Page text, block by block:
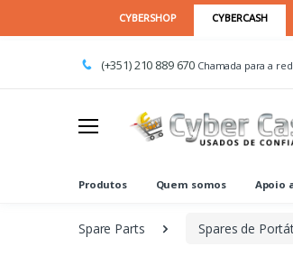
(+351) 210 889 670 Chamada para a
Produtos Quem somos Apoio
Spare Parts Spares de